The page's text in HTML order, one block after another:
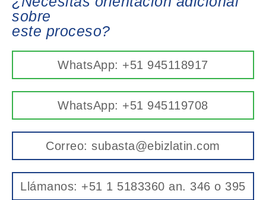
sobre
este proceso?
WhatsApp: +51 945118917
WhatsApp: +51 945119708
Correo: subasta@ebizlatin.com
Llámanos: +51 1 5183360 an. 346 o 395